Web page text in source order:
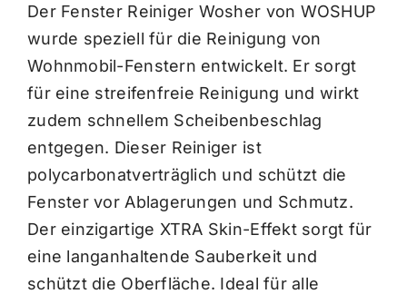
Der Fenster Reiniger Wosher von WOSHUP
wurde speziell für die Reinigung von
Wohnmobil-Fenstern entwickelt. Er sorgt
für eine streifenfreie Reinigung und wirkt
zudem schnellem Scheibenbeschlag
entgegen. Dieser Reiniger ist
polycarbonatverträglich und schützt die
Fenster vor Ablagerungen und Schmutz.
Der einzigartige XTRA Skin-Effekt sorgt für
eine langanhaltende Sauberkeit und
schützt die Oberfläche. Ideal für alle